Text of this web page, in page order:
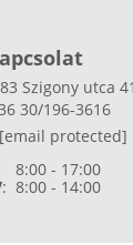
Szigony utca
30/196-3616
[email protected]
8:00 - 17:00
: 8:00 - 14:00